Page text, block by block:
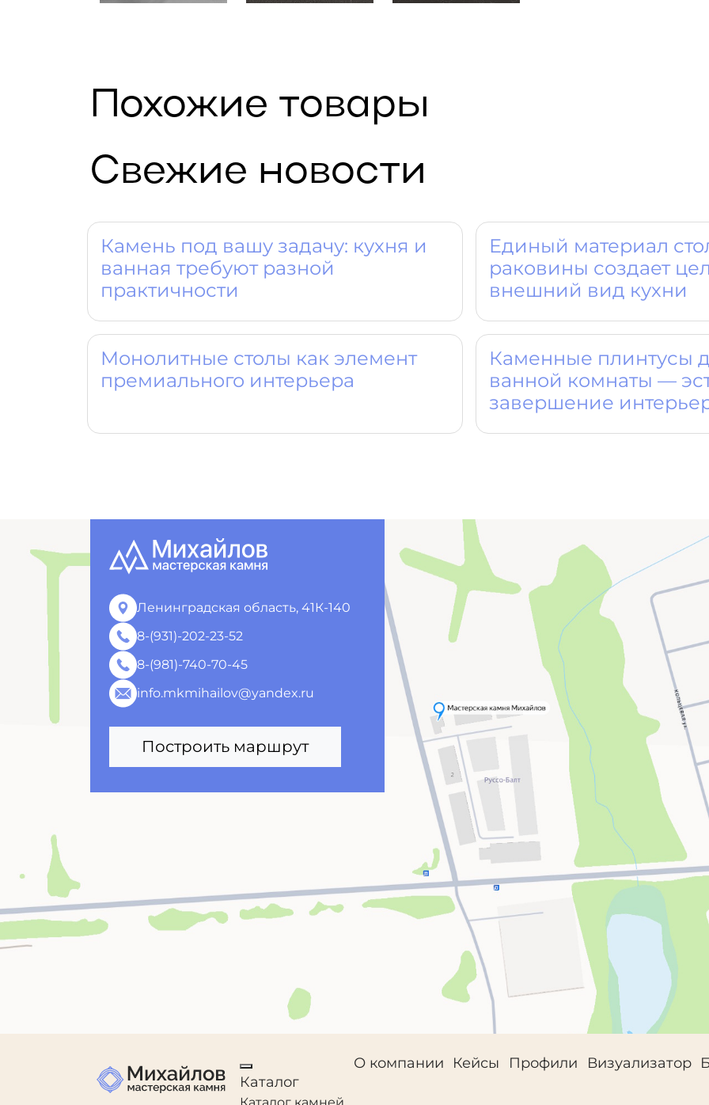
Похожие товары
Свежие новости
Камень под вашу задачу: кухня и
ванная требуют разной
практичности
Единый материал
раковины создает
внешний вид кухни
Монолитные столы как элемент
премиального интерьера
Каменные плинтусы
ванной комнаты —
завершение
Ленинградская область, 41К-140
8-(931)-202-23-52
8-(981)-740-70-45
info.mkmihailov@yandex.ru
Построить маршрут
Каталог
О компании Кейсы Профили Визуализатор